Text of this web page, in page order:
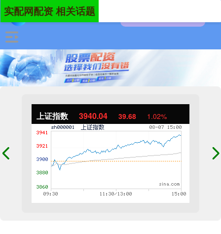
上证指数 3940.04 39.68 1.02%
实配网配资 相关话题